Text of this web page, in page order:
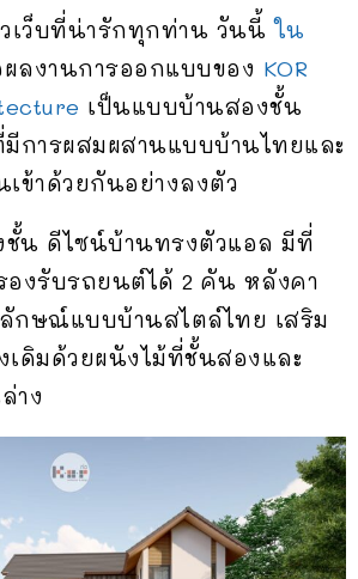
เว็บที่น่ารักทุกท่าน วันนี้ใน
ลงานการออกแบบของ KOR
เป็นแบบบ้านสองชั้น
การผสมผสานแบบบ้านไทยและ
ข้าด้วยกันอย่างลงตัว
น ดีไซน์บ้านทรงตัวแอล มีที่
องรับรถยนต์ได้ 2 คัน หลังคา
กษณ์แบบบ้านสไตล์ไทย เสริม
เดิมด้วยผนังไม้ที่ชั้นสองและ
าง